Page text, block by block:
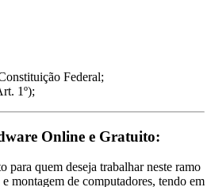
Federal;
1º);
Online e Gratuito:
para quem deseja trabalhar neste ramo
montagem de computadores, tendo em